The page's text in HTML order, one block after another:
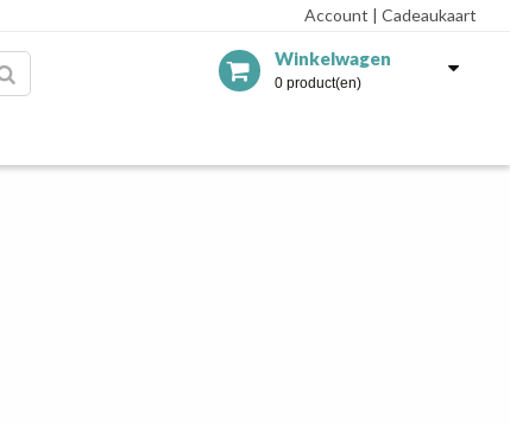
Account | Cadeaukaart
Winkelwagen
0 product(en)